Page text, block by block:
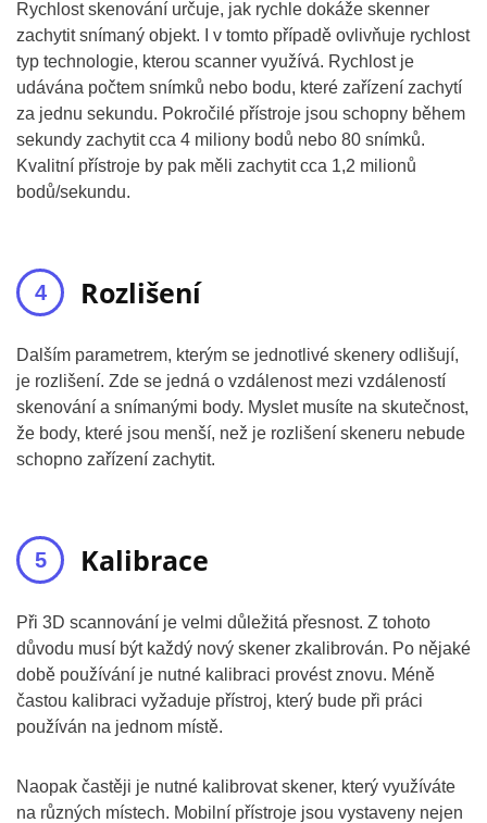
Rychlost skenování určuje, jak rychle dokáže skenner
zachytit snímaný objekt. I v tomto případě ovlivňuje rychlost
typ technologie, kterou scanner využívá. Rychlost je
udávána počtem snímků nebo bodu, které zařízení zachytí
za jednu sekundu. Pokročilé přístroje jsou schopny během
sekundy zachytit cca 4 miliony bodů nebo 80 snímků.
Kvalitní přístroje by pak měli zachytit cca 1,2 milionů
bodů/sekundu.
Rozlišení
Dalším parametrem, kterým se jednotlivé skenery odlišují,
je rozlišení. Zde se jedná o vzdálenost mezi vzdáleností
skenování a snímanými body. Myslet musíte na skutečnost,
že body, které jsou menší, než je rozlišení skeneru nebude
schopno zařízení zachytit.
Kalibrace
Při 3D scannování je velmi důležitá přesnost. Z tohoto
důvodu musí být každý nový skener zkalibrován. Po nějaké
době používání je nutné kalibraci provést znovu. Méně
častou kalibraci vyžaduje přístroj, který bude při práci
používán na jednom místě.
Naopak častěji je nutné kalibrovat skener, který využíváte
na různých místech. Mobilní přístroje jsou vystaveny nejen